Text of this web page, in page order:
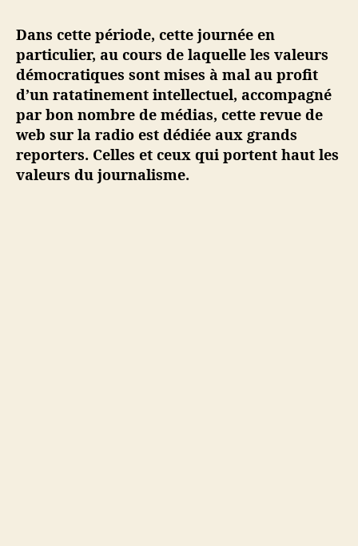
s
o
n
e
s
#
1
Dans cette période, cette journée en
particulier, au cours de laquelle les valeurs
démocratiques sont mises à mal au profit
d’un ratatinement intellectuel, accompagné
par bon nombre de médias, cette revue de
web sur la radio est dédiée aux grands
reporters. Celles et ceux qui portent haut les
valeurs du journalisme.